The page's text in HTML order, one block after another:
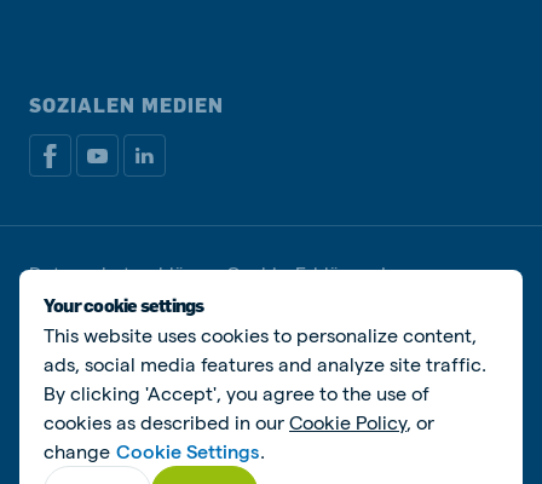
SOZIALEN MEDIEN
DatenschutzerklärungCookie-ErklärungImpressum
Cookies verwalten
© De Heus Voeders B.V.
Your cookie settings
This website uses cookies to personalize content,
ads, social media features and analyze site traffic.
By clicking 'Accept', you agree to the use of
cookies as described in our Cookie Policy, or
change Cookie Settings.